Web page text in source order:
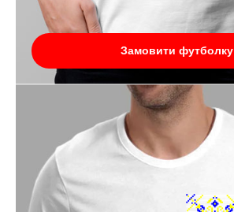
Замовити футболку